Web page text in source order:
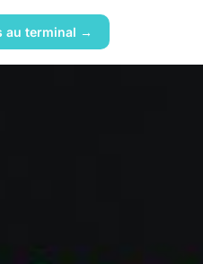
au terminal →